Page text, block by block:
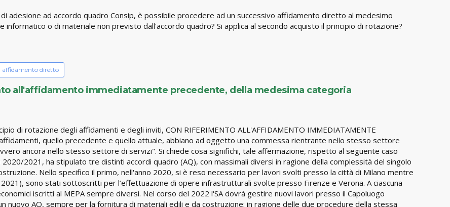
adesione ad accordo quadro Consip, è possibile procedere ad un successivo affidamento diretto al medesimo
o di materiale non previsto dall'accordo quadro? Si applica al secondo acquisto il principio di rotazione?
affidamento diretto
all'affidamento immediatamente precedente, della medesima categoria
di rotazione degli affidamenti e degli inviti, CON RIFERIMENTO ALL'AFFIDAMENTO IMMEDIATAMENTE
affidamenti, quello precedente e quello attuale, abbiano ad oggetto una commessa rientrante nello stesso settore
ancora nello stesso settore di servizi". Si chiede cosa significhi, tale affermazione, rispetto al seguente caso
2021, ha stipulato tre distinti accordi quadro (AQ), con massimali diversi in ragione della complessità del singolo
Nello specifico il primo, nell'anno 2020, si è reso necessario per lavori svolti presso la città di Milano mentre
sono stati sottoscritti per l’effettuazione di opere infrastrutturali svolte presso Firenze e Verona. A ciascuna
iscritti al MEPA sempre diversi. Nel corso del 2022 l'SA dovrà gestire nuovi lavori presso il Capoluogo
nuovo AQ, sempre per la fornitura di materiali edili e da costruzione: in ragione delle due procedure della stessa